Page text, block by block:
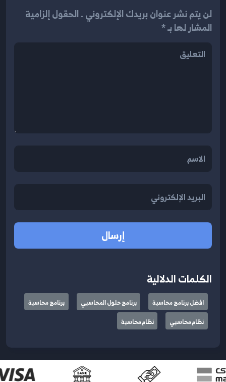
لن يتم نشر عنوان بريدك الإلكتروني . الحقول إلزامية
المشار لها بـ *
إرسال
الكلمات الدلالية
افضل برنامج محاسبة برنامج حلول المحاسبي
برنامج محاسبة
نظام محاسبي
نظام محاسبة